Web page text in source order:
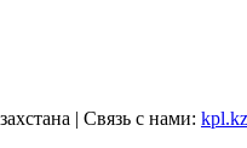
| Связь с нами: